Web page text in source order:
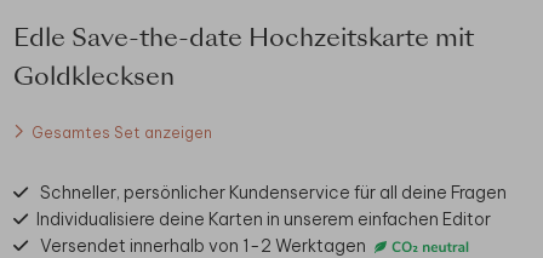
Edle Save-the-date Hochzeitskarte mit
Goldklecksen
Gesamtes Set anzeigen
Schneller, persönlicher Kundenservice für all deine Fragen
Individualisiere deine Karten in unserem einfachen Editor
Versendet innerhalb von 1-2 Werktagen